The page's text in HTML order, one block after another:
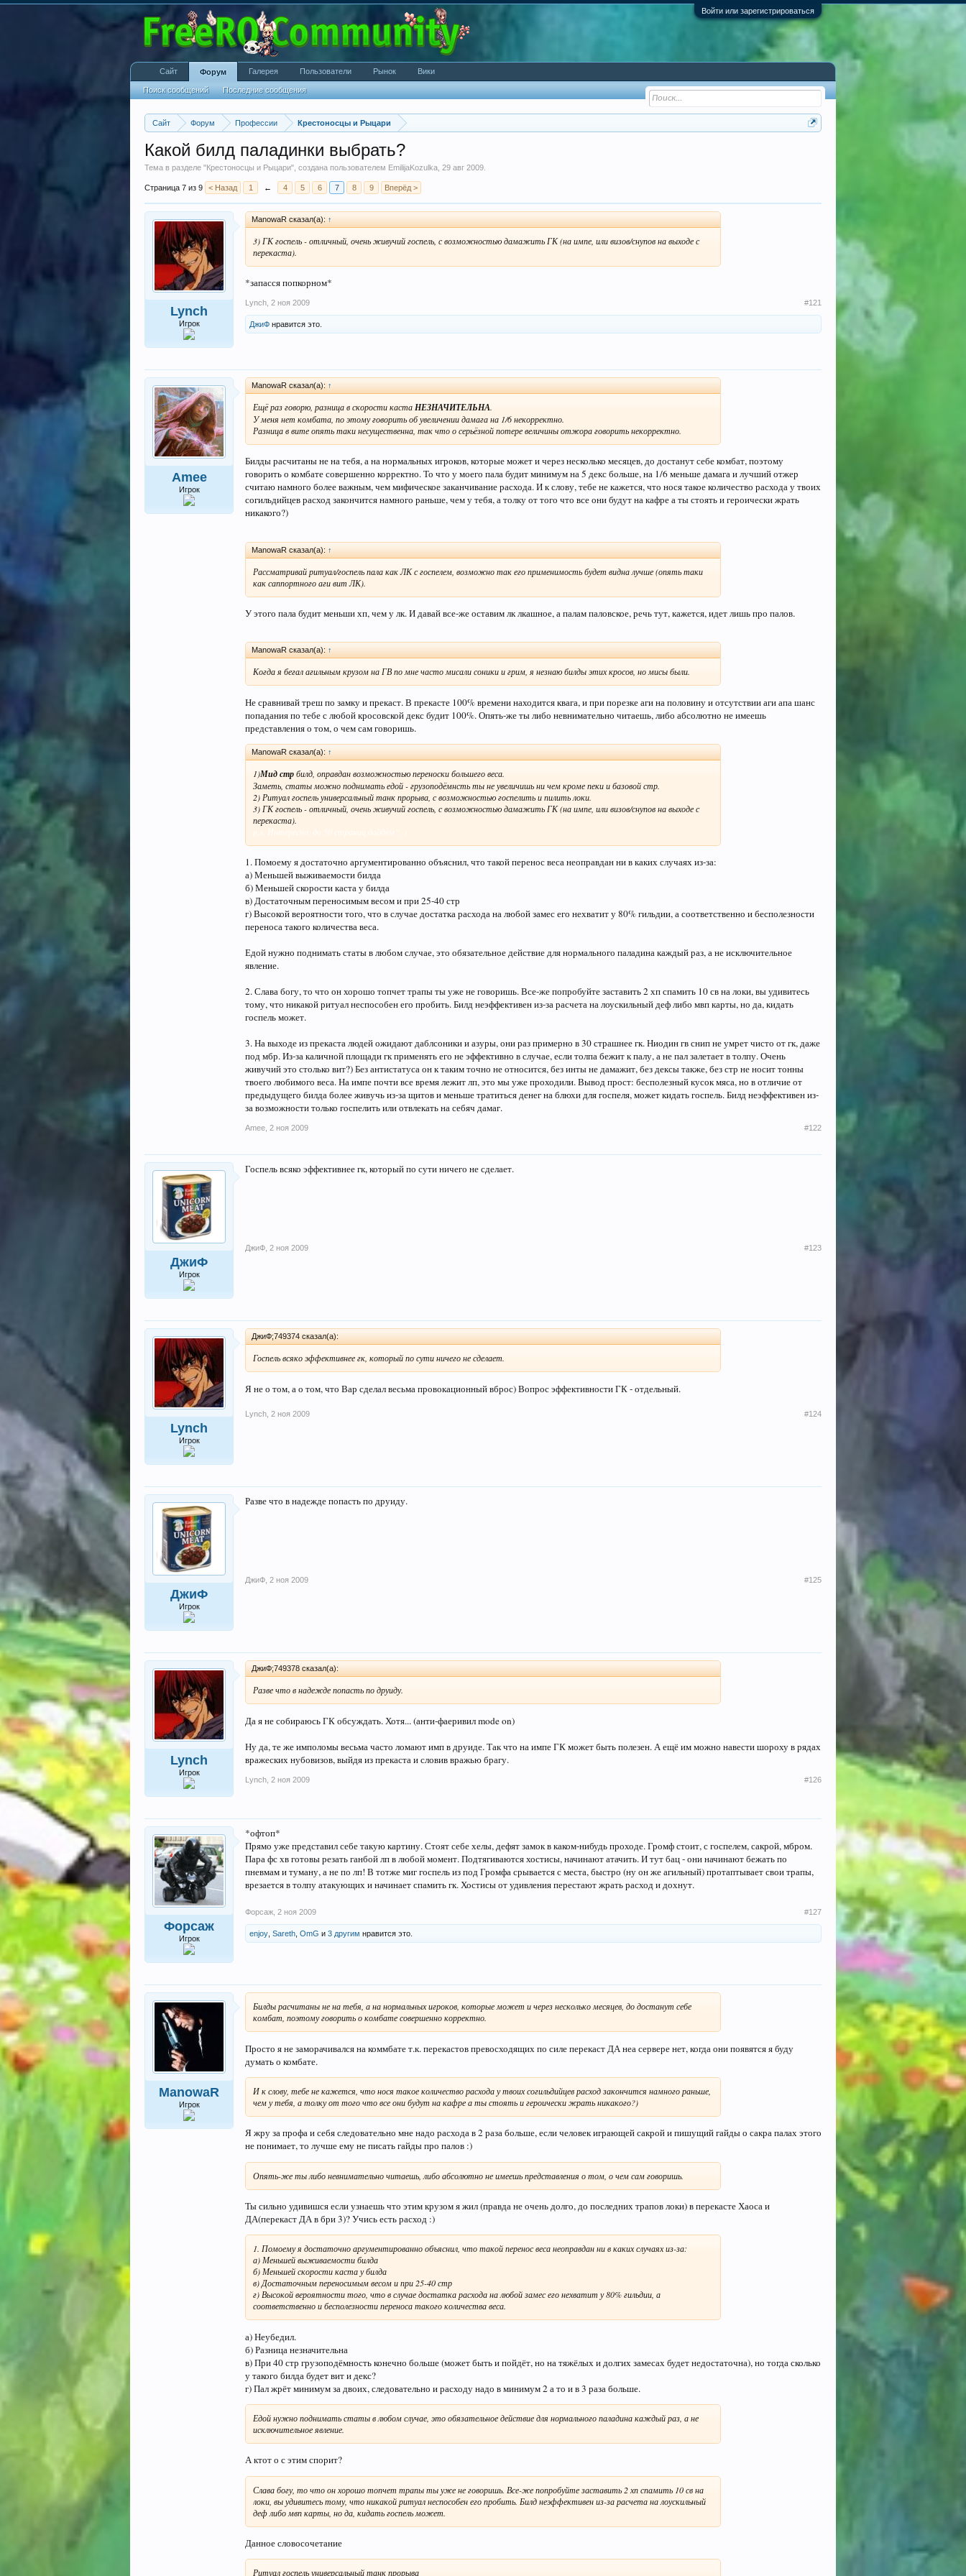
Войти или зарегистрироваться
Сайт Форум Профессии Крестоносцы и Рыцари
Какой билд паладинки выбрать?
Тема в разделе "Крестоносцы и Рыцари", создана пользователем EmilijaKozulka 29 авг 2009
Страница 7 из 9 < Назад 1 ← 4 5 6 7 8 9 Вперёд >
Lynch
Игрок
ManowaR сказал(а): ↑
3) ГК госпель - отличный, очень живучий госпель, с возможностью дамажить ГК (на импе, или визов/снупов на выходе с
перекаста).
*запасся попкорном*
Lynch 2 ноя 2009 #121
ДжиФ нравится это.
Amee
Игрок
ManowaR сказал(а): ↑
Ещё раз говорю, разница в скорости кастаНЕЗНАЧИТЕЛЬНА.
У меня нет комбата, по этому говорить об увеличении дамага на 1/6 некорректно.
Разница в вите опять таки несущественна, так что о серьёзной потере величины отжора говорить некорректно.
Билды расчитаны не на тебя, а на нормальных игроков, которые может и через несколько месяцев, до достанут себе комбат, поэтому
говорить о комбате совершенно корректно. То что у моего пала будит минимум на 5 декс больше, на 1/6 меньше дамага и лучший отжер
считаю намного более важным, чем мифическое заканчивание расхода. И к слову, тебе не кажется, что нося такое количество расхода у твоих
согильдийцев расход закончится намного раньше, чем у тебя, а толку от того что все они будут на кафре а ты стоять и героически жрать
никакого?)
ManowaR сказал(а): ↑
Рассматривай ритуал/госпель пала как ЛК с госпелем, возможно так его применимость будет видна лучше (опять таки
как саппортного аги вит ЛК).
У этого пала будит меньши хп, чем у лк. И давай все-же оставим лк лкашное, а палам паловское, речь тут, кажется, идет лишь про палов.
ManowaR сказал(а): ↑
Когда я бегал агильным крузом на ГВ по мне часто мисали соники и грим, я незнаю билды этих кросов, но мисы были.
Не сравнивай треш по замку и прекаст. В прекасте 100% времени находится квага, и при порезке аги на половину и отсутствии аги апа шанс
попадания по тебе с любой кросовской декс будит 100%. Опять-же ты либо невнимательно читаешь, либо абсолютно не имеешь
представления о том, о чем сам говоришь.
ManowaR сказал(а): ↑
1)Мид стрбилд, оправдан возможностью переноски большего веса.
Заметь, статы можно поднимать едой - грузоподёмнсть ты не увеличишь ни чем кроме пеки и базовой стр.
2) Ритуал госпель универсальный танк прорыва, с возможностью госпелить и пилить локи.
3) ГК госпель - отличный, очень живучий госпель, с возможностью дамажить ГК (на импе, или визов/снупов на выходе с
перекаста).
p.s. Интересно, до 50 страниц дойдём? :)
1. Помоему я достаточно аргументированно объяснил, что такой перенос веса неоправдан ни в каких случаях из-за:
а) Меньшей выживаемости билда
б) Меньшей скорости каста у билда
в) Достаточным переносимым весом и при 25-40 стр
г) Высокой вероятности того, что в случае достатка расхода на любой замес его нехватит у 80% гильдии, а соответственно и бесполезности
переноса такого количества веса.
Едой нужно поднимать статы в любом случае, это обязательное действие для нормального паладина каждый раз, а не исключительное
явление.
2. Слава богу, то что он хорошо топчет трапы ты уже не говоришь. Все-же попробуйте заставить 2 хп спамить 10 св на локи, вы удивитесь
тому, что никакой ритуал неспособен его пробить. Билд неэффективен из-за расчета на лоускильный деф либо мвп карты, но да, кидать
госпель может.
3. На выходе из прекаста людей ожидают даблсоники и азуры, они раз примерно в 30 страшнее гк. Ниодин гв снип не умрет чисто от гк, даже
под мбр. Из-за каличной площади гк применять его не эффективно в случае, если толпа бежит к палу, а не пал залетает в толпу. Очень
живучий это столько вит?) Без антистатуса он к таким точно не относится, без инты не дамажит, без дексы также, без стр не носит тонны
твоего любимого веса. На импе почти все время лежит лп, это мы уже проходили. Вывод прост: бесполезный кусок мяса, но в отличие от
предыдущего билда более живучь из-за щитов и меньше тратиться денег на блюхи для госпеля, может кидать госпель. Билд неэффективен из-
за возможности только госпелить или отвлекать на себяч дамаг.
Amee 2 ноя 2009 #122
ДжиФ
Игрок
Госпель всяко эффективнее гк, который по сути ничего не сделает.
ДжиФ 2 ноя 2009 #123
Lynch
Игрок
ДжиФ;749374 сказал(а):
Госпель всяко эффективнее гк, который по сути ничего не сделает.
Я не о том, а о том, что Вар сделал весьма провокационный вброс) Вопрос эффективности ГК - отдельный.
Lynch 2 ноя 2009 #124
ДжиФ
Игрок
Разве что в надежде попасть по друиду.
ДжиФ 2 ноя 2009 #125
Lynch
Игрок
ДжиФ;749378 сказал(а):
Разве что в надежде попасть по друиду.
Да я не собираюсь ГК обсуждать. Хотя... (анти-фаеривил mode on)
Ну да, те же имполомы весьма часто ломают имп в друиде. Так что на импе ГК может быть полезен. А ещё им можно навести шороху в рядах
вражеских нубовизов, выйдя из прекаста и словив вражью брагу.
Lynch 2 ноя 2009 #126
Форсаж
Игрок
*офтоп*
Прямо уже представил себе такую картину. Стоят себе хелы, дефят замок в каком-нибудь проходе. Громф стоит, с госпелем, сакрой, мбром.
Пара фс хв готовы резать ганбой лп в любой момент. Подтягиваются хостисы, начинают атачить. И тут бац - они начинают бежать по
пневмам и туману, а не по лп! В тотже миг госпель из под Громфа срывается с места, быстро (ну он же агильный) протаптывает свои трапы,
врезается в толпу атакующих и начинает спамить гк. Хостисы от удивления перестают жрать расход и дохнут.
Форсаж 2 ноя 2009 #127
enjoy Sareth OmG и 3 другим нравится это.
ManowaR
Игрок
Билды расчитаны не на тебя, а на нормальных игроков, которые может и через несколько месяцев, до достанут себе
комбат, поэтому говорить о комбате совершенно корректно.
Просто я не заморачивался на коммбате т.к. перекастов превосходящих по силе перекаст ДА неа сервере нет, когда они появятся я буду
думать о комбате.
И к слову, тебе не кажется, что нося такое количество расхода у твоих согильдийцев расход закончится намного раньше,
чем у тебя, а толку от того что все они будут на кафре а ты стоять и героически жрать никакого?)
Я жру за профа и себя следовательно мне надо расхода в 2 раза больше, если человек играющей сакрой и пишущий гайды о сакра палах этого
не понимает, то лучше ему не писать гайды про палов :)
Опять-же ты либо невнимательно читаешь, либо абсолютно не имеешь представления о том, о чем сам говоришь.
Ты сильно удивишся если узнаешь что этим крузом я жил (правда не очень долго, до последних трапов локи) в перекасте Хаоса и
ДА(перекаст ДА в бри 3)? Учись есть расход :)
1. Помоему я достаточно аргументированно объяснил, что такой перенос веса неоправдан ни в каких случаях из-за:
а) Меньшей выживаемости билда
б) Меньшей скорости каста у билда
в) Достаточным переносимым весом и при 25-40 стр
г) Высокой вероятности того, что в случае достатка расхода на любой замес его нехватит у 80% гильдии, а
соответственно и бесполезности переноса такого количества веса.
а) Неубедил.
б) Разница незначительна
в) При 40 стр грузоподёмность конечно больше (может быть и пойдёт, но на тяжёлых и долгих замесах будет недостаточна), но тогда сколько
у такого билда будет вит и декс?
г) Пал жрёт минимум за двоих, следовательно и расходу надо в минимум 2 а то и в 3 раза больше.
Едой нужно поднимать статы в любом случае, это обязательное действие для нормального паладина каждый раз, а не
исключительное явление.
А ктот о с этим спорит?
Слава богу, то что он хорошо топчет трапы ты уже не говоришь. Все-же попробуйте заставить 2 хп спамить 10 св на
локи, вы удивитесь тому, что никакой ритуал неспособен его пробить. Билд неэффективен из-за расчета на лоускильный
деф либо мвп карты, но да, кидать госпель может.
Данное словосочетание
Ритуал госпель универсальный танк прорыва
Сайт Форум
Поиск сообщений Последние сообщения
Галерея Пользователи Рынок Вики